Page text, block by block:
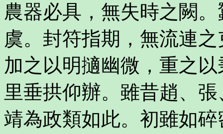
農器必具，無失時之闕
虞。封符指期，無流連
加之以明擿幽微，重之
里垂拱仰辦。雖昔趙、
靖為政類如此。初雖如